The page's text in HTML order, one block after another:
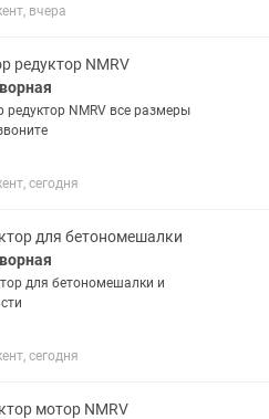
вчера
редуктор NMRV
редуктор NMRV все размеры
сегодня
для бетономешалки
для бетономешалки и
сегодня
мотор NMRV